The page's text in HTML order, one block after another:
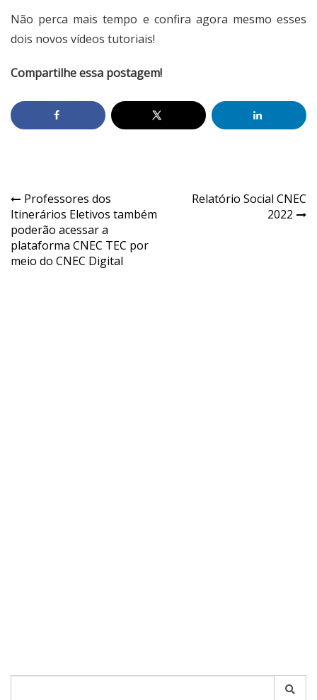
Não perca mais tempo e confira agora mesmo esses
dois novos vídeos tutoriais!
Compartilhe essa postagem!
Professores dos
Itinerários Eletivos também
poderão acessar a
plataforma CNEC TEC por
meio do CNEC Digital
Relatório Social CNEC
2022